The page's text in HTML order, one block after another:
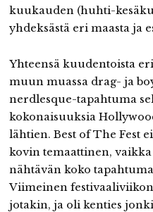
kuukauden (huhti-
yhdeksästä eri maasta ja
Yhteensä kuudentoista
muun muassa drag- ja
nerdlesque-tapahtuma
kokonaisuuksia
lähtien. Best of The Fest
kovin temaattinen,
nähtävän koko
Viimeinen
jotakin, ja oli kenties